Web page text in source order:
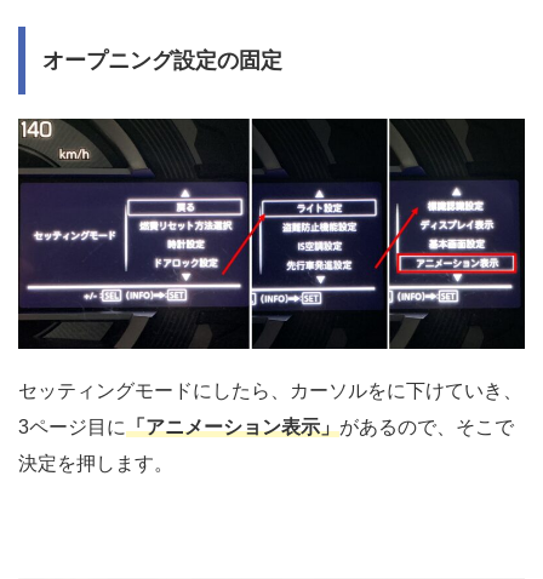
オープニング設定の固定
セッティングモードにしたら、カーソルをに下けていき、
3ページ目に「アニメーション表示」があるので、そこで
決定を押します。